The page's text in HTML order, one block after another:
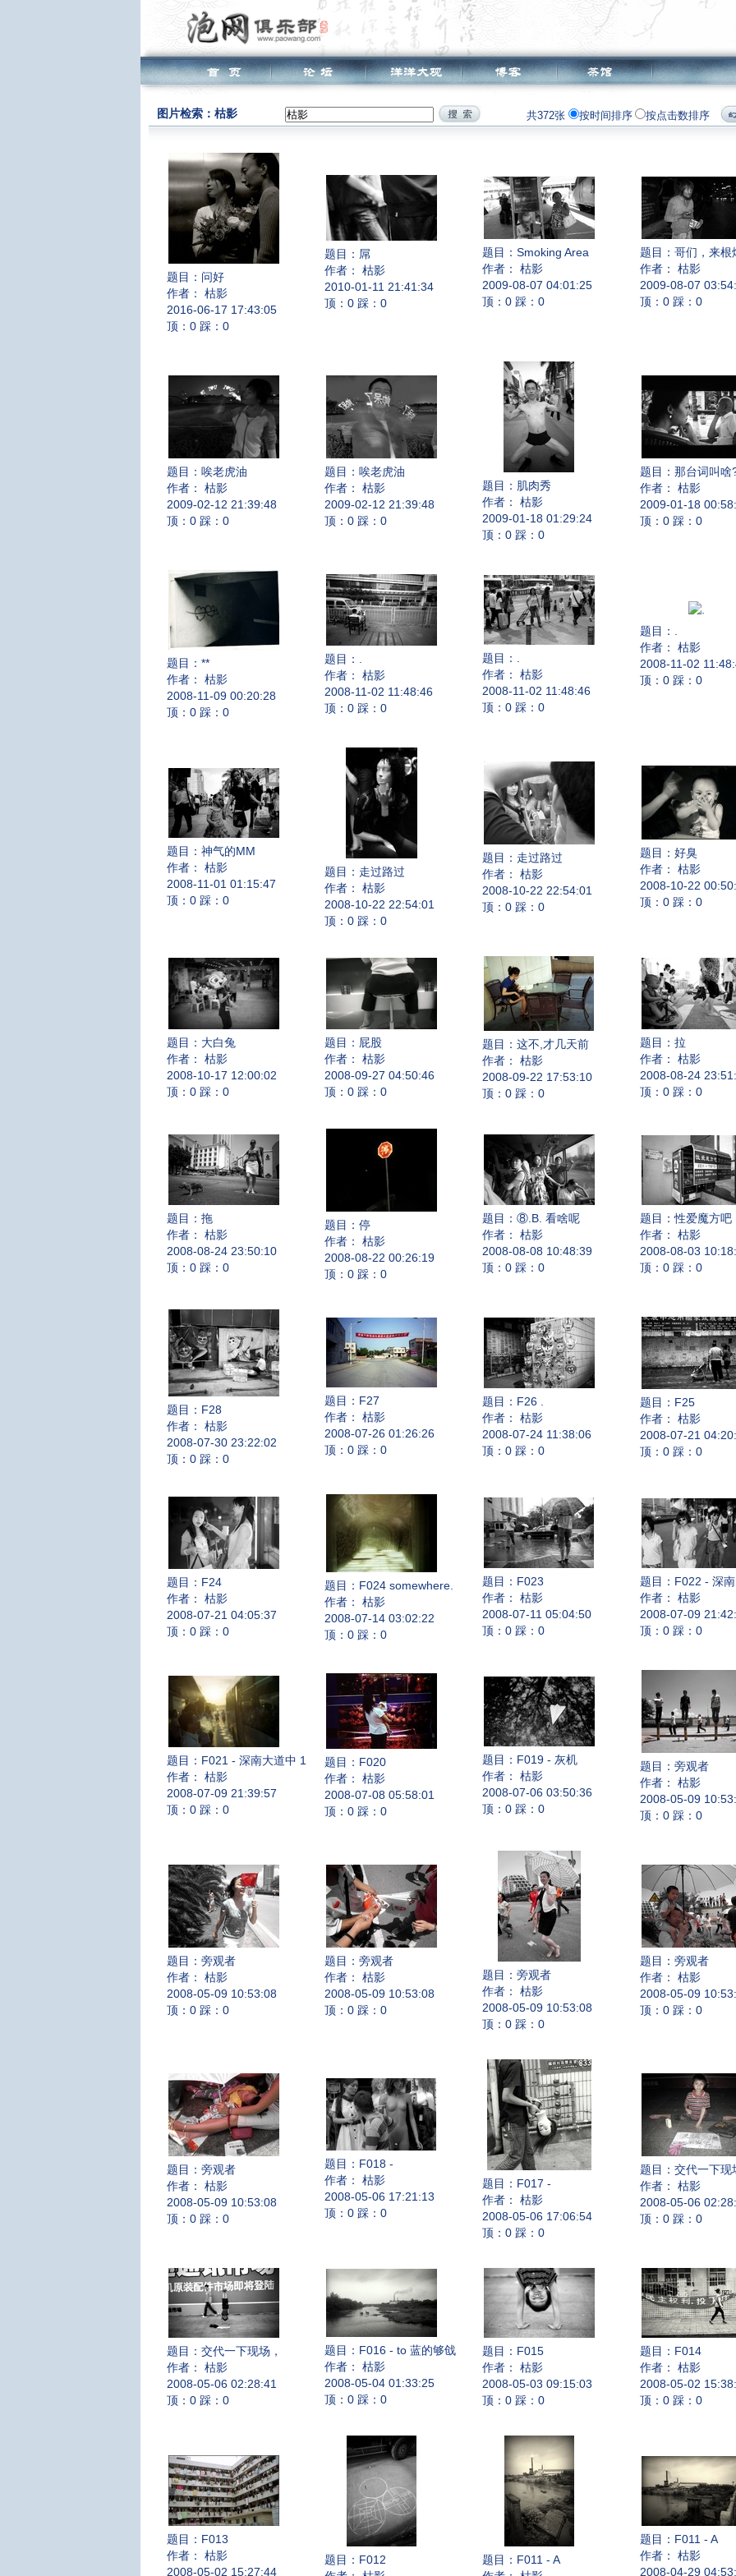
图片检索：枯影 共372张 按时间排序 按点击数排序
题目： 问好
作者： 枯影
2016-06-17 17:43:05
顶：0 踩：0
题目： 屌
作者： 枯影
2010-01-11 21:41:34
顶：0 踩：0
题目： Smoking Area
作者： 枯影
2009-08-07 04:01:25
顶：0 踩：0
题目： 哥们，来根
作者： 枯影
2009-08-07
顶：0 踩：0
题目： 唉老虎油
作者： 枯影
2009-02-12 21:39:48
顶：0 踩：0
题目： 唉老虎油
作者： 枯影
2009-02-12 21:39:48
顶：0 踩：0
题目： 肌肉秀
作者： 枯影
2009-01-18 01:29:24
顶：0 踩：0
题目： 那台词叫啥
作者： 枯影
2009-01-18
顶：0 踩：0
题目： **
作者： 枯影
2008-11-09 00:20:28
顶：0 踩：0
题目：
作者： 枯影
2008-11-02 11:48:46
顶：0 踩：0
题目：
作者： 枯影
2008-11-02 11:48:46
顶：0 踩：0
题目：
作者： 枯影
2008-11-02
顶：0 踩：0
题目： 神气的MM
作者： 枯影
2008-11-01 01:15:47
顶：0 踩：0
题目： 走过路过
作者： 枯影
2008-10-22 22:54:01
顶：0 踩：0
题目： 走过路过
作者： 枯影
2008-10-22 22:54:01
顶：0 踩：0
题目： 好臭
作者： 枯影
2008-10-22
顶：0 踩：0
题目： 大白兔
作者： 枯影
2008-10-17 12:00:02
顶：0 踩：0
题目： 屁股
作者： 枯影
2008-09-27 04:50:46
顶：0 踩：0
题目： 这不,才几天前
作者： 枯影
2008-09-22 17:53:10
顶：0 踩：0
题目： 拉
作者： 枯影
2008-08-24
顶：0 踩：0
题目： 拖
作者： 枯影
2008-08-24 23:50:10
顶：0 踩：0
题目： 停
作者： 枯影
2008-08-22 00:26:19
顶：0 踩：0
题目： ⑧.В. 看啥呢
作者： 枯影
2008-08-08 10:48:39
顶：0 踩：0
题目：性爱魔方吧
作者： 枯影
2008-08-03
顶：0 踩：0
题目： F28
作者： 枯影
2008-07-30 23:22:02
顶：0 踩：0
题目： F27
作者： 枯影
2008-07-26 01:26:26
顶：0 踩：0
题目： F26 .
作者： 枯影
2008-07-24 11:38:06
顶：0 踩：0
题目： F25
作者： 枯影
2008-07-21
顶：0 踩：0
题目： F24
作者： 枯影
2008-07-21 04:05:37
顶：0 踩：0
题目： F024 somewhere.
作者： 枯影
2008-07-14 03:02:22
顶：0 踩：0
题目： F023
作者： 枯影
2008-07-11 05:04:50
顶：0 踩：0
题目： F022 - 深
作者： 枯影
2008-07-09
顶：0 踩：0
题目： F021 - 深南大道中 1
作者： 枯影
2008-07-09 21:39:57
顶：0 踩：0
题目： F020
作者： 枯影
2008-07-08 05:58:01
顶：0 踩：0
题目： F019 - 灰机
作者： 枯影
2008-07-06 03:50:36
顶：0 踩：0
题目： 旁观者
作者： 枯影
2008-05-09
顶：0 踩：0
题目： 旁观者
作者： 枯影
2008-05-09 10:53:08
顶：0 踩：0
题目： 旁观者
作者： 枯影
2008-05-09 10:53:08
顶：0 踩：0
题目： 旁观者
作者： 枯影
2008-05-09 10:53:08
顶：0 踩：0
题目： 旁观者
作者： 枯影
2008-05-09
顶：0 踩：0
题目： 旁观者
作者： 枯影
2008-05-09 10:53:08
顶：0 踩：0
题目： F018 -
作者： 枯影
2008-05-06 17:21:13
顶：0 踩：0
题目： F017 -
作者： 枯影
2008-05-06 17:06:54
顶：0 踩：0
题目： 交代一下现
作者： 枯影
2008-05-06
顶：0 踩：0
题目： 交代一下现场，
作者： 枯影
2008-05-06 02:28:41
顶：0 踩：0
题目： F016 - to 蓝的够戗
作者： 枯影
2008-05-04 01:33:25
顶：0 踩：0
题目： F015
作者： 枯影
2008-05-03 09:15:03
顶：0 踩：0
题目： F014
作者： 枯影
2008-05-02
顶：0 踩：0
题目： F013
作者： 枯影
2008-05-02 15:27:44
题目： F012
题目： F011 - A
题目： F011 - A
作者： 枯影
2008-04-29